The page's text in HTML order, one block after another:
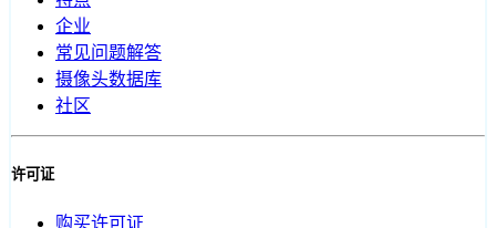
企业
常见问题解答
摄像头数据库
社区
许可证
购买许可证